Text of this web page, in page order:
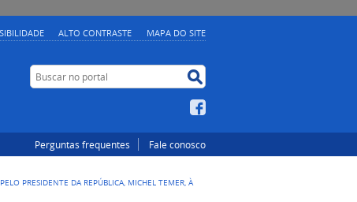
ALTO CONTRASTE MAPA DO SITE
Buscar no portal
Perguntas frequentes Fale conosco
PRESIDENTE DA REPÚBLICA, MICHEL TEMER, À